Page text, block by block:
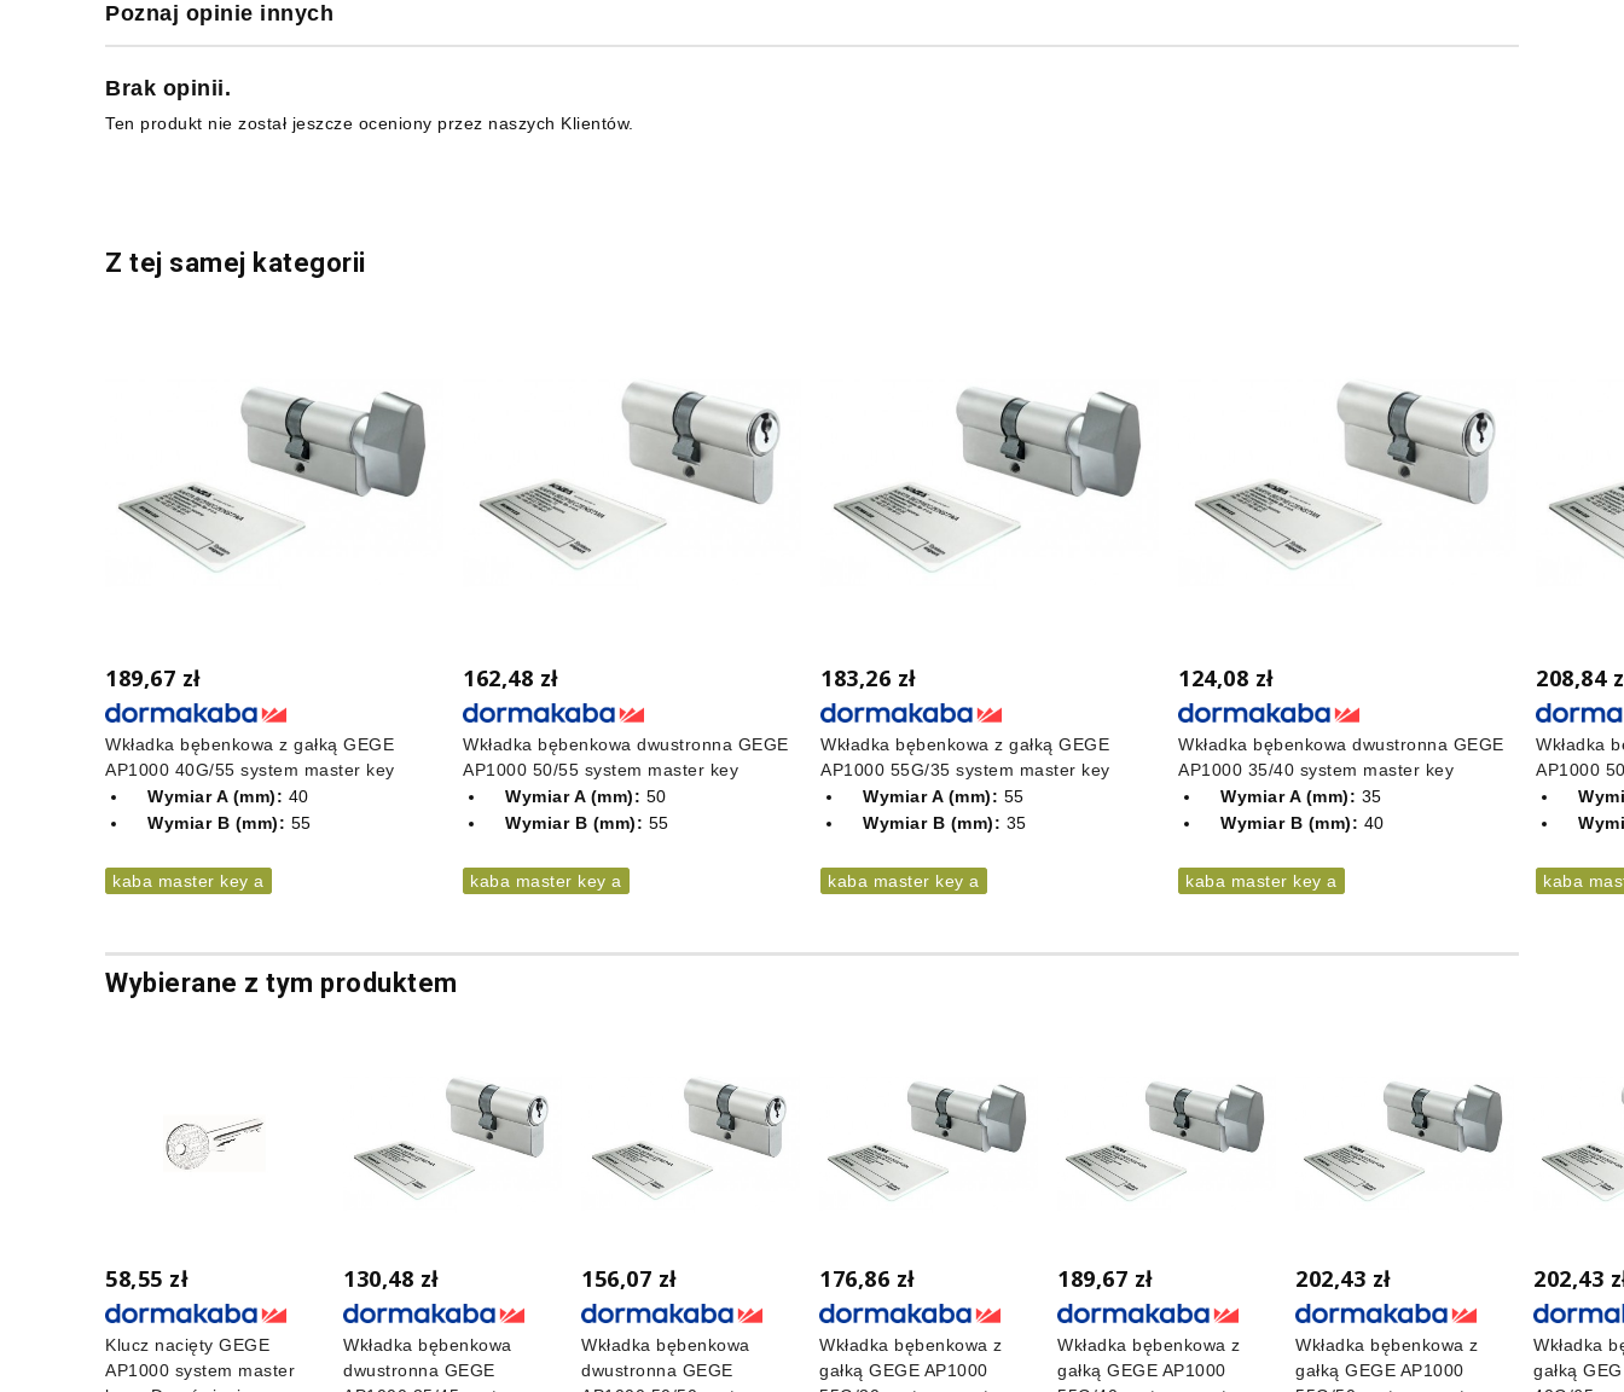
Poznaj opinie innych
Brak opinii.
Ten produkt nie został jeszcze oceniony przez naszych Klientów.
Z tej samej kategorii
189,67 zł
Wkładka bębenkowa z gałką GEGE
AP1000 40G/55 system master key
Wymiar A (mm): 40
Wymiar B (mm): 55
kaba master key a
162,48 zł
Wkładka bębenkowa dwustronna GEGE
AP1000 50/55 system master key
Wymiar A (mm): 50
Wymiar B (mm): 55
kaba master key a
183,26 zł
Wkładka bębenkowa z gałką GEGE
AP1000 55G/35 system master key
Wymiar A (mm): 55
Wymiar B (mm): 35
kaba master key a
124,08 zł
Wkładka bębenkowa dwustronna GEGE
AP1000 35/40 system master key
Wymiar A (mm): 35
Wymiar B (mm): 40
kaba master key a
208,84
Wkładka
AP1000
kaba
Wybierane z tym produktem
58,55 zł
Klucz nacięty GEGE
AP1000 system master
130,48 zł
Wkładka bębenkowa
dwustronna GEGE
156,07 zł
Wkładka bębenkowa
dwustronna GEGE
176,86 zł
Wkładka bębenkowa z
gałką GEGE AP1000
189,67 zł
Wkładka bębenkowa z
gałką GEGE AP1000
202,43 zł
Wkładka bębenkowa z
gałką GEGE AP1000
202,43
Wkładka
gałką